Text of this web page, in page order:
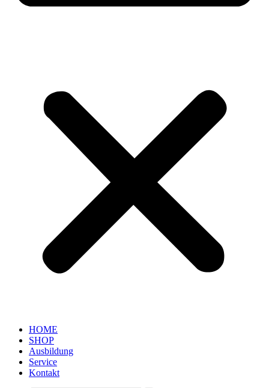
HOME
SHOP
Ausbildung
Service
Kontakt